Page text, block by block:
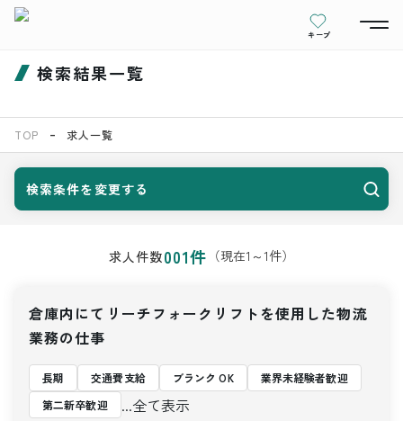
キープ
検索結果一覧
TOP 求人一覧
検索条件を変更する
求人件数001件 （現在1 ～1件）
倉庫内にてリーチフォークリフトを使用した物流
業務の仕事
長期 交通費支給 ブランク OK
業界未経験者歓迎
第二新卒歓迎
...全て表示